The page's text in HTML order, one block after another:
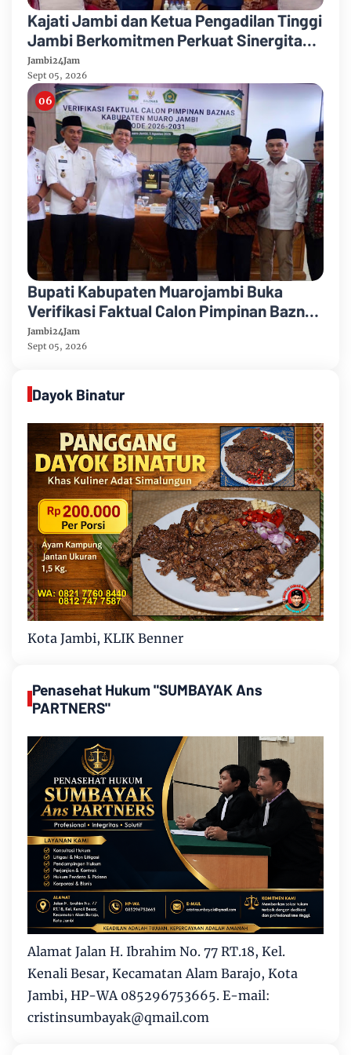
Kajati Jambi dan Ketua Pengadilan Tinggi
Jambi Berkomitmen Perkuat Sinergitas
Penegakan Hukum
Jambi24Jam
Sept 05, 2026
Bupati Kabupaten Muarojambi Buka
Verifikasi Faktual Calon Pimpinan Baznas
Tahun 2026-2031
Jambi24Jam
Sept 05, 2026
Dayok Binatur
Kota Jambi, KLIK Benner
Penasehat Hukum "SUMBAYAK Ans
PARTNERS"
Alamat Jalan H. Ibrahim No. 77 RT.18, Kel.
Kenali Besar, Kecamatan Alam Barajo, Kota
Jambi, HP-WA 085296753665. E-mail:
cristinsumbayak@qmail.com